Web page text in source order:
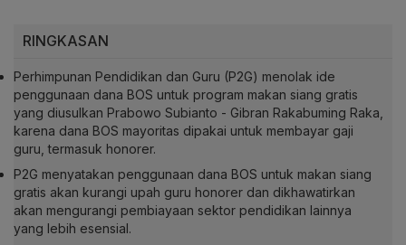
RINGKASAN
Perhimpunan Pendidikan dan Guru (P2G) menolak ide
penggunaan dana BOS untuk program makan siang gratis
yang diusulkan Prabowo Subianto - Gibran Rakabuming Raka,
karena dana BOS mayoritas dipakai untuk membayar gaji
guru, termasuk honorer.
P2G menyatakan penggunaan dana BOS untuk makan siang
gratis akan kurangi upah guru honorer dan dikhawatirkan
akan mengurangi pembiayaan sektor pendidikan lainnya
yang lebih esensial.